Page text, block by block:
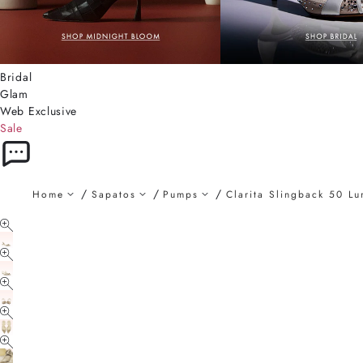
Bridal
Glam
Web Exclusive
Sale
Home Sapatos Pumps Clarita Slingback 50